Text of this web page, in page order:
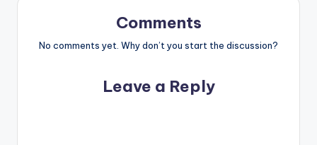
Comments
No comments yet. Why don’t you start the discussion?
Leave a Reply